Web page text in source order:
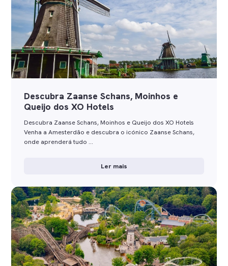
Descubra Zaanse Schans, Moinhos e
Queijo dos XO Hotels
Descubra Zaanse Schans, Moinhos e Queijo dos XO Hotels
Venha a Amesterdão e descubra o icónico Zaanse Schans,
onde aprenderá tudo …
Ler mais